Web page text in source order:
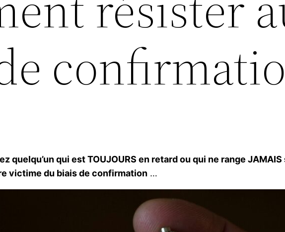
quelqu’un qui est TOUJOURS en retard ou qui ne range
victime du biais de confirmation …